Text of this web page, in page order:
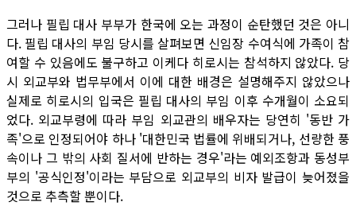
그러나 필립 대사 부부가 한국에 오는 과정이 순탄했던 것은 아니
다. 필립 대사의 부임 당시를 살펴보면 신임장 수여식에 가족이 참
여할 수 있음에도 불구하고 이케다 히로시는 참석하지 않았다. 당
시 외교부와 법무부에서 이에 대한 배경은 설명해주지 않았으나
실제로 히로시의 입국은 필립 대사의 부임 이후 수개월이 소요되
었다. 외교부령에 따라 부임 외교관의 배우자는 당연히 '동반 가
족'으로 인정되어야 하나 '대한민국 법률에 위배되거나, 선량한 풍
속이나 그 밖의 사회 질서에 반하는 경우'라는 예외조항과 동성부
부의 '공식인정'이라는 부담으로 외교부의 비자 발급이 늦어졌을
것으로 추측할 뿐이다.